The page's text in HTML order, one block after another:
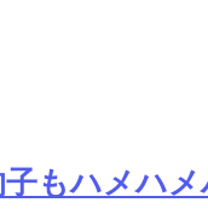
子もハメハ